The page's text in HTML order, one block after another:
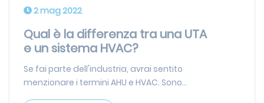
2 mag 2022
Qual è la differenza tra una UTA
e un sistema HVAC?
Se fai parte dell'industria, avrai sentito
menzionare i termini AHU e HVAC. Sono...